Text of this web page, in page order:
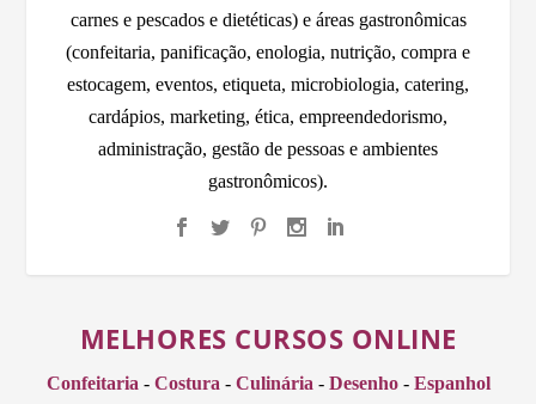
carnes e pescados e dietéticas) e áreas gastronômicas
(confeitaria, panificação, enologia, nutrição, compra e
estocagem, eventos, etiqueta, microbiologia, catering,
cardápios, marketing, ética, empreendedorismo,
administração, gestão de pessoas e ambientes
gastronômicos).
MELHORES CURSOS ONLINE
Confeitaria- Costura- Culinária- Desenho- Espanhol